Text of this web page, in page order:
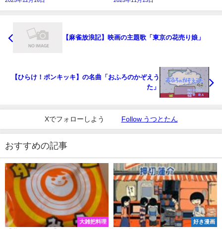
【麻雀放浪記】映画の主題歌「東京の花売り娘」
【ひらけ！ポンキッキ】の名曲「おふろのかぞえう
た」
Xでフォローしよう Follow うつとたん
おすすめの記事
大雑把料理 好き漫画